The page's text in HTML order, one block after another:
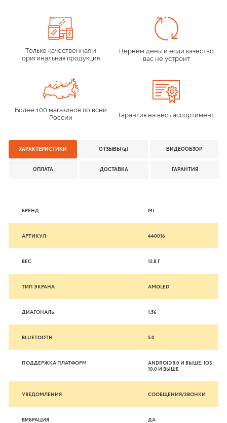
Только качественная и
оригинальная продукция
Вернём деньги если качество
вас не устроит
Более 100 магазинов по всей
России
Гарантия на весь ассортимент
ХАРАКТЕРИСТИКИ ОТЗЫВЫ (4) ВИДЕООБЗОР
ОПЛАТА ДОСТАВКА ГАРАНТИЯ
БРЕНД MI
АРТИКУЛ 440016
ВЕС 12.8 Г
ТИП ЭКРАНА AMOLED
ДИАГОНАЛЬ 1.56
BLUETOOTH 5.0
ПОДДЕРЖКА ПЛАТФОРМ
ANDROID 5.0 И ВЫШЕ, IOS
10.0 И ВЫШЕ
УВЕДОМЛЕНИЯ СООБЩЕНИЯ/ЗВОНКИ
ВИБРАЦИЯ ДА